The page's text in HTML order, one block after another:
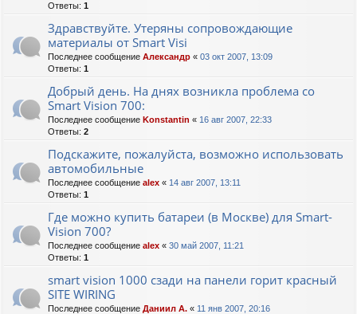
Ответы: 1
Здравствуйте. Утеряны сопровождающие
материалы от Smart Visi
Последнее сообщение Александр « 03 окт 2007, 13:09
Ответы: 1
Добрый день. На днях возникла проблема со
Smart Vision 700:
Последнее сообщение Konstantin « 16 авг 2007, 22:33
Ответы: 2
Подскажите, пожалуйста, возможно использовать
автомобильные
Последнее сообщение alex « 14 авг 2007, 13:11
Ответы: 1
Где можно купить батареи (в Москве) для Smart-
Vision 700?
Последнее сообщение alex « 30 май 2007, 11:21
Ответы: 1
smart vision 1000 сзади на панели горит красный
SITE WIRING
Последнее сообщение Даниил А. « 11 янв 2007, 20:16